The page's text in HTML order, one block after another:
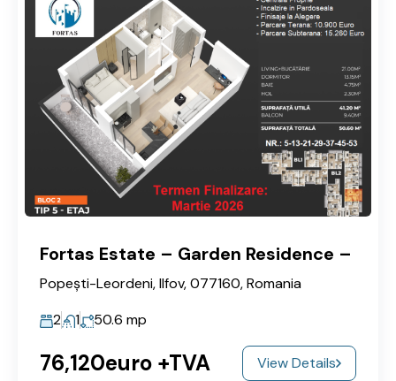
Fortas Estate – Garden Residence –
Popești-Leordeni, Ilfov, 077160, Romania
2
1 50.6 mp
76,120euro +TVA View Details